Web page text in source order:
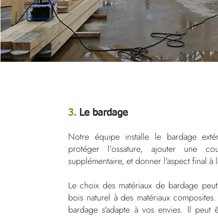
3. Le bardage
Notre équipe installe le bardage
protéger l'ossature, ajouter une
supplémentaire, et donner l'aspect final à
Le choix des matériaux de bardage
bois naturel à des matériaux
bardage s'adapte à vos envies. Il peut